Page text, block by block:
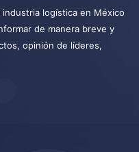
logística en México
de manera breve y
opinión de líderes,